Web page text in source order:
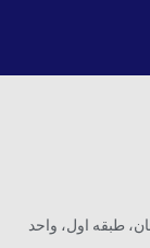
طبقه اول، واحد